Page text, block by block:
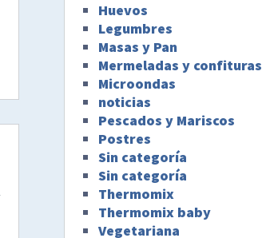
Huevos
Legumbres
Masas y Pan
Mermeladas y confituras
Microondas
noticias
Pescados y Mariscos
Postres
Sin categoría
Sin categoría
Thermomix
Thermomix baby
Vegetariana